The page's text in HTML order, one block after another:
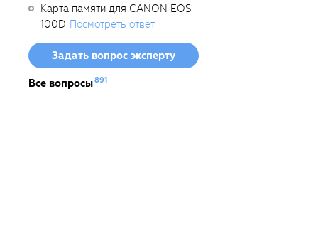
Карта памяти для CANON EOS
100D Посмотреть ответ
Задать вопрос эксперту
Все вопросы891